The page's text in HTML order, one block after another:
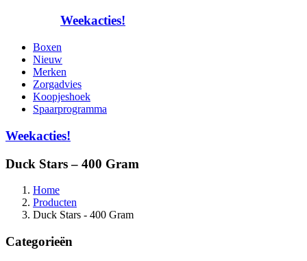
Weekacties!
Boxen
Nieuw
Merken
Zorgadvies
Koopjeshoek
Spaarprogramma
Weekacties!
Duck Stars – 400 Gram
Home
Producten
Duck Stars - 400 Gram
Categorieën